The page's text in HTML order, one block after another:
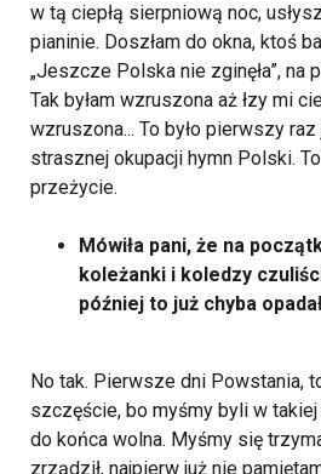
w tą ciepłą sierpniową noc,
pianinie. Doszłam do okna, ktoś
„Jeszcze Polska nie zginęła”, na
Tak byłam wzruszona aż łzy mi
wzruszona... To było pierwszy raz
strasznej okupacji hymn Polski.
przeżycie.
Mówiła pani, że na
koleżanki i koledzy
później to już chyba
No tak. Pierwsze dni Powstania,
szczęście, bo myśmy byli w takiej
do końca wolna. Myśmy się
zrządził, najpierw już nie